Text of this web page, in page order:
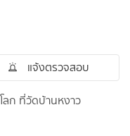
แจ้งตรวจสอบ